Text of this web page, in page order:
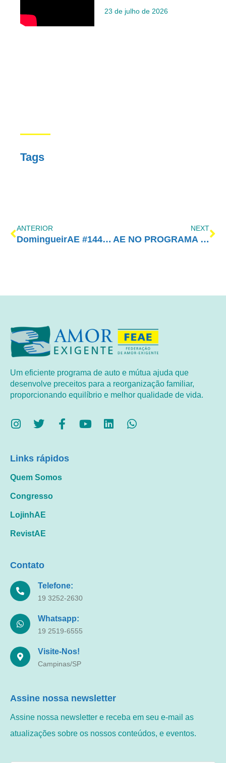
23 de julho de 2026
Tags
ANTERIOR
DomingueirAE #144 – Amor-Exigente é onde vou para devolver a vida do outro e pegar a minha de volta
NEXT
AE NO PROGRAMA VIDA MELHOR – Terapia familiar na dependência química
Um eficiente programa de auto e mútua ajuda que
desenvolve preceitos para a reorganização familiar,
proporcionando equilíbrio e melhor qualidade de vida.
Links rápidos
Quem Somos
Congresso
LojinhAE
RevistAE
Contato
Telefone:
19 3252-2630
Whatsapp:
19 2519-6555
Visite-Nos!
Campinas/SP
Assine nossa newsletter
Assine nossa newsletter e receba em seu e-mail as
atualizações sobre os nossos conteúdos, e eventos.